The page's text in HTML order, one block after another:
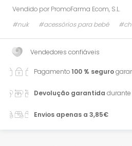
Vendido por PromoFarma Ecom, S.L.
#nuk
#acessórios para bebé
Vendedores confiáveis
Pagamento100 % seguro
Devolução garantida durante
Envios apenas a 3,85€